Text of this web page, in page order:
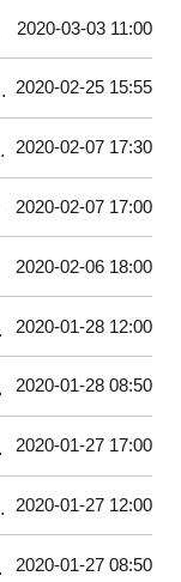
2020-03-03 11:00
2020-02-25 15:55
2020-02-07 17:30
2020-02-07 17:00
2020-02-06 18:00
2020-01-28 12:00
2020-01-28 08:50
2020-01-27 17:00
2020-01-27 12:00
2020-01-27 08:50